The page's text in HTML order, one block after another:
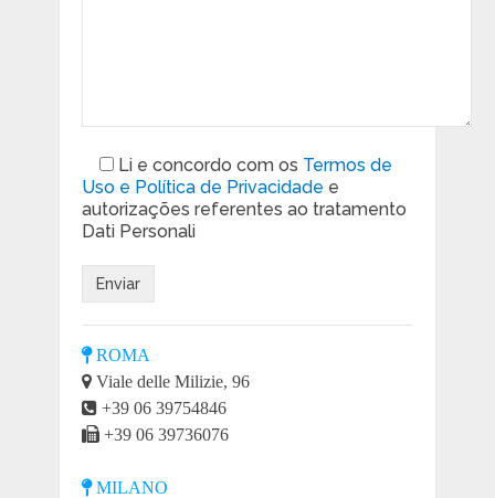
Li e concordo com os Termos de
Uso e Política de Privacidade e
autorizações referentes ao tratamento
Dati Personali
ROMA
Viale delle Milizie, 96
+39 06 39754846
+39 06 39736076
MILANO